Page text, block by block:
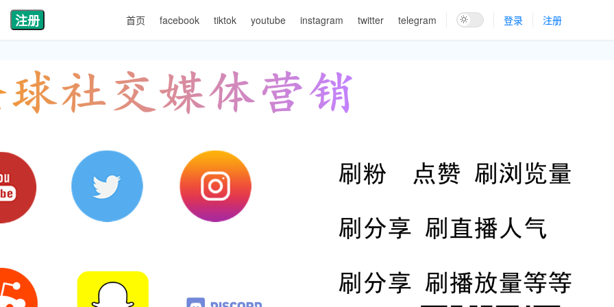
注册 首页 facebook tiktok youtube instagram twitter telegram 登录 注册